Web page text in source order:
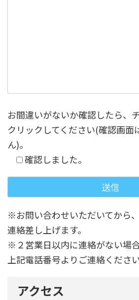
お間違いがないか確認したら、
クリックしてください(確認画面
ん)。
確認しました。
※お問い合わせいただいてから
連絡差し上げます。
※２営業日以内に連絡がない場
上記電話番号よりご連絡ください
アクセス